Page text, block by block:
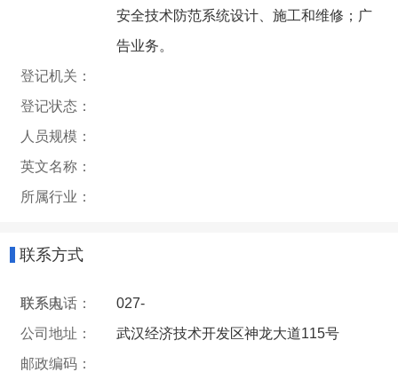
安全技术防范系统设计、施工和维修；广
告业务。
登记机关：
登记状态：
人员规模：
英文名称：
所属行业：
联系方式
联系人：
联系电话：
027-
公司地址：
武汉经济技术开发区神龙大道115号
邮政编码：